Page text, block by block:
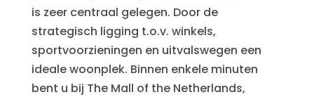
is zeer centraal gelegen. Door de
strategisch ligging t.o.v. winkels,
sportvoorzieningen en uitvalswegen een
ideale woonplek. Binnen enkele minuten
bent u bij The Mall of the Netherlands,